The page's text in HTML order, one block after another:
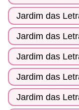
Jardim das
Jardim das
Jardim das
Jardim das
Jardim das